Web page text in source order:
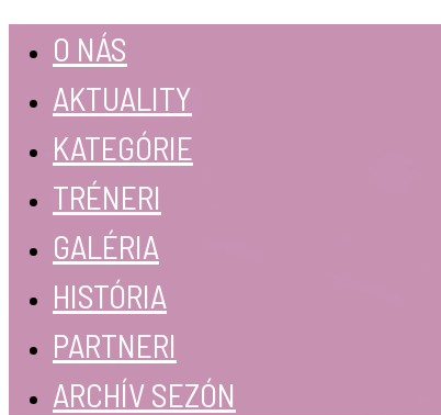
O NÁS
AKTUALITY
KATEGÓRIE
TRÉNERI
GALÉRIA
HISTÓRIA
PARTNERI
ARCHÍV SEZÓN